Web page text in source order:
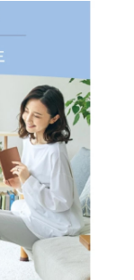
，可透過四大超商／
成。
要取消訂單，請聯絡
，需透過AFTEE先享
顯示為準，若有關於
繫「AFTEE先享後付
support/home
後付」服務完成之交
相關給付款項請求債
同意方可使用